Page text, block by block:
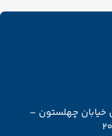
چهلستون –